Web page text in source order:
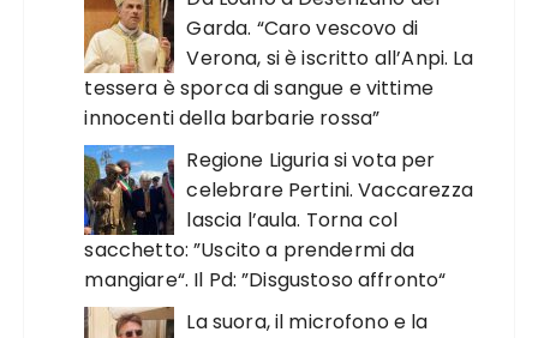
Garda. “Caro vescovo di
Verona, si è iscritto all’Anpi. La
tessera è sporca di sangue e vittime
innocenti della barbarie rossa”
Regione Liguria si vota per
celebrare Pertini. Vaccarezza
lascia l’aula. Torna col
sacchetto: ”Uscito a prendermi da
mangiare“. Il Pd: ”Disgustoso affronto“
La suora, il microfono e la